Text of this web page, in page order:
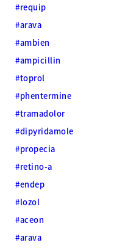
#requip
#arava
#ambien
#ampicillin
#toprol
#phentermine
#tramadolor
#dipyridamole
#propecia
#retino-a
#endep
#lozol
#aceon
#arava